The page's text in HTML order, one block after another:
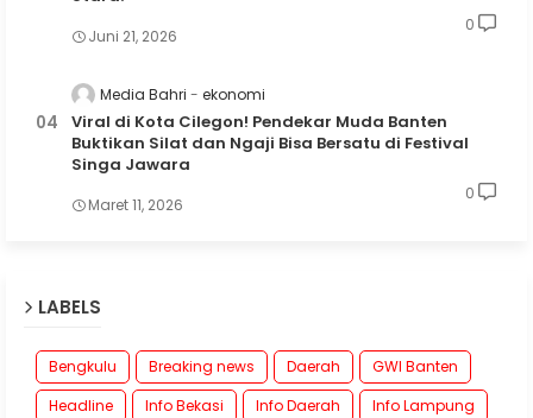
Juni 21, 2026
0
Media Bahri ekonomi
Viral di Kota Cilegon! Pendekar Muda Banten
Buktikan Silat dan Ngaji Bisa Bersatu di Festival
Singa Jawara
Maret 11, 2026
0
LABELS
Bengkulu Breaking news Daerah
GWI Banten
Headline
Info Bekasi Info Daerah
Info Lampung